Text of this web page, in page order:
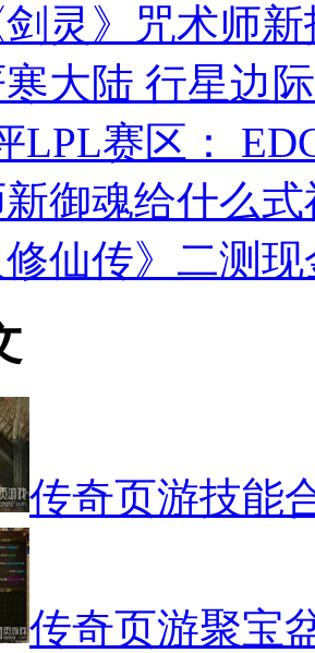
灵》咒术师
大陆 行星边
LPL赛区：
新御魂给什么
修仙传》二测
传奇页游技能
传奇页游聚宝